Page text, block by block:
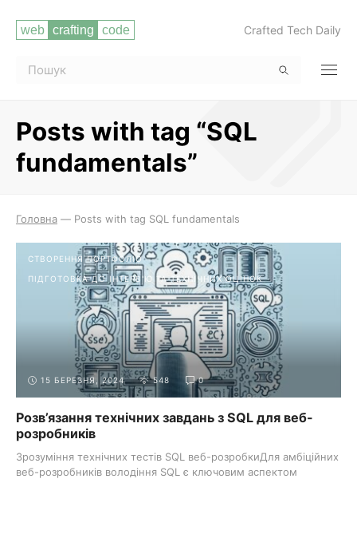
Crafted Tech Daily
Posts with tag “SQL
fundamentals”
Читати повністю
Головна — Posts with tag SQL fundamentals
СТВОРЕННЯ ПОРТФОЛІО
ПІДГОТОВКА ДО ІНТЕРВ'Ю ТА ТЕХНІЧНИХ ОЦІНОК
15 БЕРЕЗНЯ, 2024 548 0
Розв’язання технічних завдань з SQL для веб-
розробників
Зрозуміння технічних тестів SQL веб-розробкиДля амбіційних
веб-розробників володіння SQL є ключовим аспектом